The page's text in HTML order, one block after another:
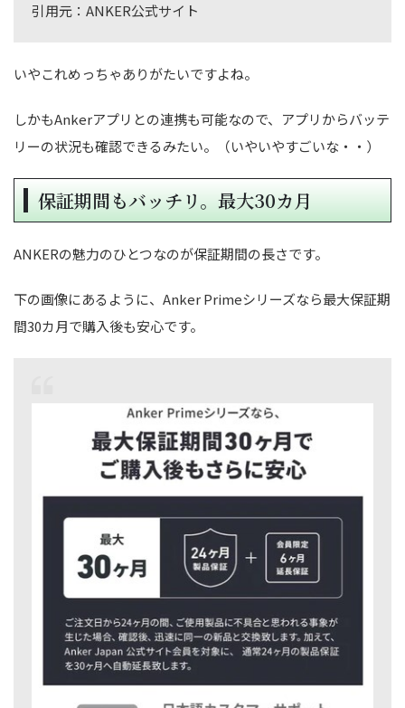
引用元：ANKER公式サイト
いやこれめっちゃありがたいですよね。
しかもAnkerアプリとの連携も可能なので、アプリからバッテ
リーの状況も確認できるみたい。（いやいやすごいな・・）
保証期間もバッチリ。最大30カ月
ANKERの魅力のひとつなのが保証期間の長さです。
下の画像にあるように、Anker Primeシリーズなら最大保証期
間30カ月で購入後も安心です。